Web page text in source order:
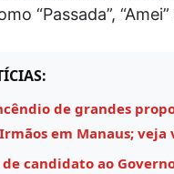
“Passada”, “Amei”
de grandes
em Manaus; veja
de candidato ao